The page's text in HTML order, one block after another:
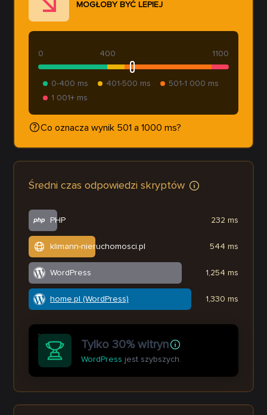
MOGŁOBY BYĆ LEPIEJ
400
0 1100
0-400 ms 401-500 ms
501-1 000 ms
1 001+ ms
Co oznacza wynik 501 a 1000 ms?
Średni czas odpowiedzi skryptów
PHP
klimann-nieruchomosci.pl
WordPress
home.pl (WordPress)
232 ms
544 ms
1,254 ms
1,330 ms
Tylko 30% witryn
WordPress jest szybszych.